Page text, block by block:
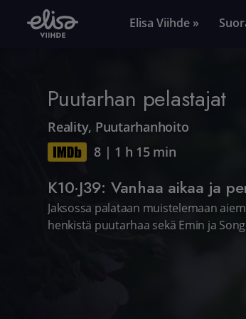
Elisa Viihde »
Puutarhan pelastajat
Reality, Puutarhanhoito
8| 1 h 15 min
K10·J39: Vanhaa aikaa ja
Jaksossa palataan muistelemaan
henkistä puutarhaa sekä Emin ja